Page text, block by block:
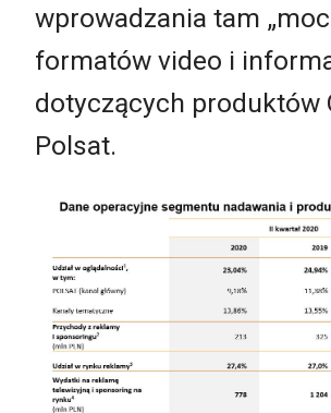
wprowadzania tam
formatów video i
dotyczących produktów
Polsat.